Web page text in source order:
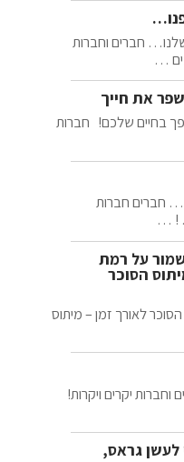
חברים וחברות
…
את חייך
בחיים שלכם! חברות
חברים חברות
! …
על רמת
הסוכר
לאורך זמן – מיתוס
יקרים ויקרות!
לעשן גראס,